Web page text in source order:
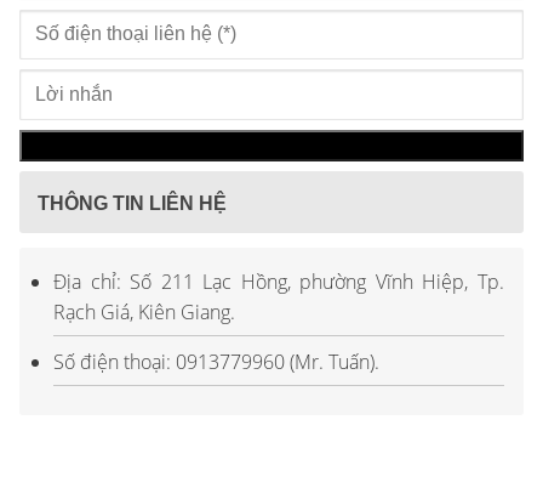
THÔNG TIN LIÊN HỆ
Địa chỉ: Số 211 Lạc Hồng, phường Vĩnh Hiệp, Tp.
Rạch Giá, Kiên Giang.
Số điện thoại: 0913779960 (Mr. Tuấn).